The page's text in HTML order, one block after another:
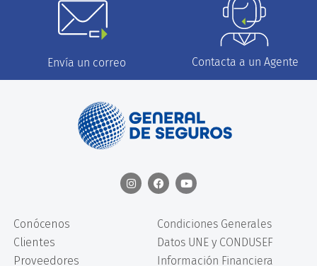
Envía un correo Contacta a un Agente
Conócenos
Clientes
Proveedores
Condiciones Generales
Datos UNE y CONDUSEF
Información Financiera